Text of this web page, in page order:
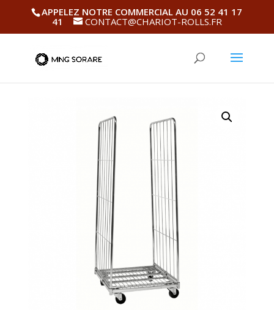
APPELEZ NOTRE COMMERCIAL AU 06 52 41 17
41
CONTACT@CHARIOT-ROLLS.FR